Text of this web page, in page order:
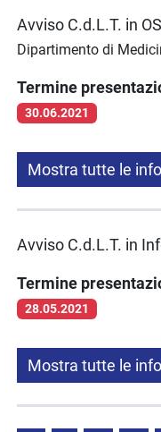
Avviso C.d.L.T. in
Dipartimento di
Termine
30.06.2021
Mostra tutte le
Avviso C.d.L.T. in
Termine
28.05.2021
Mostra tutte le